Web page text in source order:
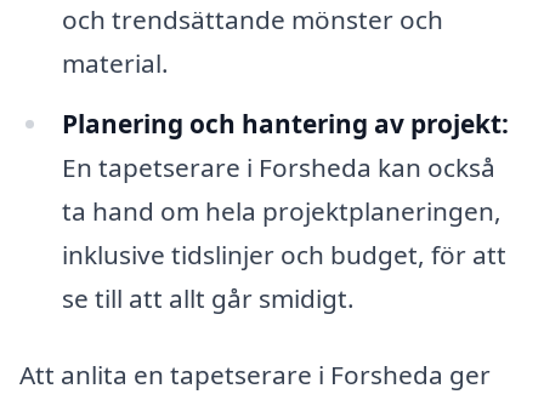
och trendsättande mönster och
material.
Planering och hantering av projekt:
En tapetserare i Forsheda kan också
ta hand om hela projektplaneringen,
inklusive tidslinjer och budget, för att
se till att allt går smidigt.
Att anlita en tapetserare i Forsheda ger